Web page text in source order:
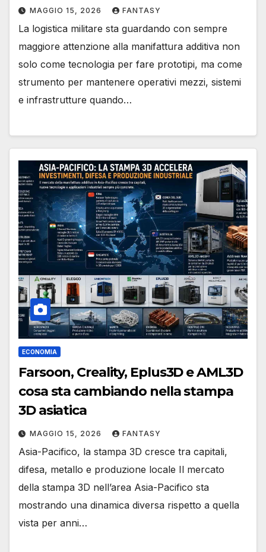
MAGGIO 15, 2026 FANTASY
La logistica militare sta guardando con sempre
maggiore attenzione alla manifattura additiva non
solo come tecnologia per fare prototipi, ma come
strumento per mantenere operativi mezzi, sistemi
e infrastrutture quando…
ECONOMIA
Farsoon, Creality, Eplus3D e AML3D
cosa sta cambiando nella stampa
3D asiatica
MAGGIO 15, 2026 FANTASY
Asia-Pacifico, la stampa 3D cresce tra capitali,
difesa, metallo e produzione locale Il mercato
della stampa 3D nell’area Asia-Pacifico sta
mostrando una dinamica diversa rispetto a quella
vista per anni…